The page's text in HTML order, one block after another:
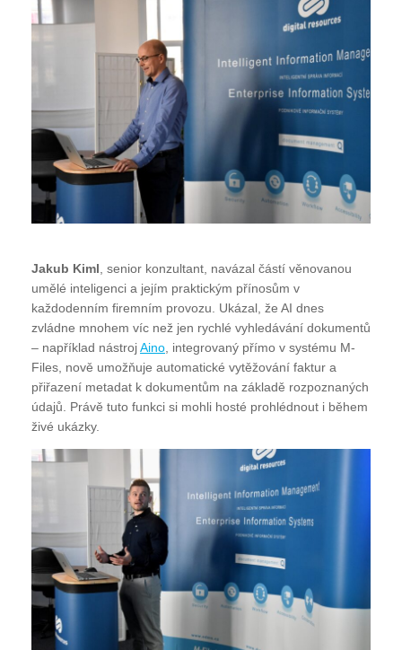
Jakub Kiml , senior konzultant, navázal částí věnovanou
umělé inteligenci a jejím praktickým přínosům v
každodenním firemním provozu. Ukázal, že AI dnes
zvládne mnohem víc než jen rychlé vyhledávání dokumentů
– například nástrojAino , integrovaný přímo v systému M-
Files, nově umožňuje automatické vytěžování faktur a
přiřazení metadat k dokumentům na základě rozpoznaných
údajů. Právě tuto funkci si mohli hosté prohlédnout i během
živé ukázky.